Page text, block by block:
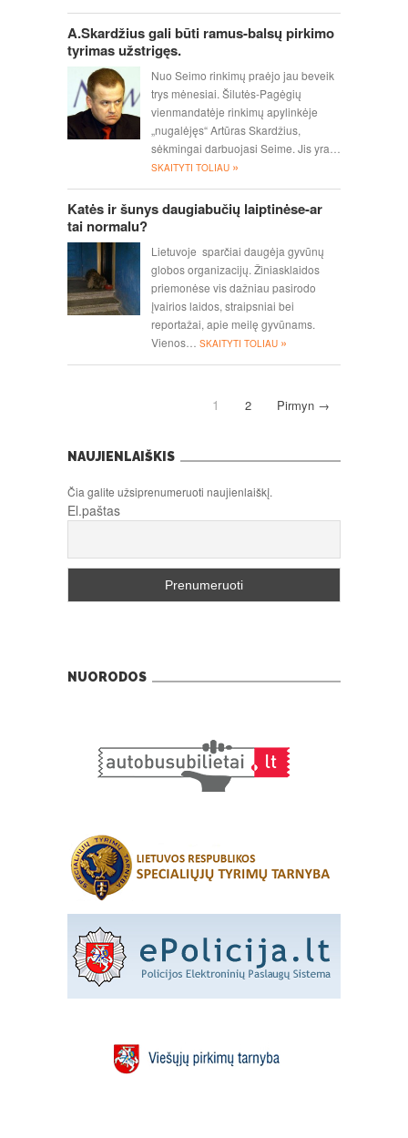
A.Skardžius gali būti ramus-balsų pirkimo
tyrimas užstrigęs.
Nuo Seimo rinkimų praėjo jau beveik
trys mėnesiai. Šilutės-Pagėgių
vienmandatėje rinkimų apylinkėje
„nugalėjęs“ Artūras Skardžius,
sėkmingai darbuojasi Seime. Jis yra…
SKAITYTI TOLIAU »
Katės ir šunys daugiabučių laiptinėse-ar
tai normalu?
Lietuvoje sparčiai daugėja gyvūnų
globos organizacijų. Žiniasklaidos
priemonėse vis dažniau pasirodo
įvairios laidos, straipsniai bei
reportažai, apie meilę gyvūnams.
Vienos…
SKAITYTI TOLIAU »
1 2 Pirmyn →
NAUJIENLAIŠKIS
Čia galite užsiprenumeruoti naujienlaiškį.
El.paštas
NUORODOS